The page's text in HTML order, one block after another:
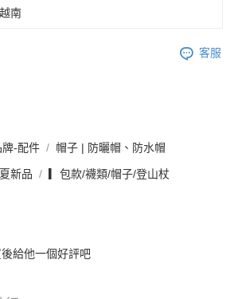
越南
客服
牌-配件 帽子 | 防曬帽、防水帽
新品 ▎包款/襪類/帽子/登山杖
給他一個好評吧